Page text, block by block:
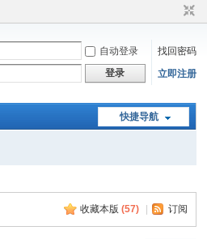
自动登录
找回密码
登录 立即注册
快捷导航
收藏本版 (57) 订阅